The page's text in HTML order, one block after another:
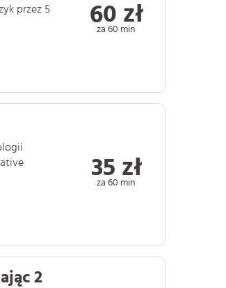
przez 5
60 zł
za 60 min
35 zł
za 60 min
2